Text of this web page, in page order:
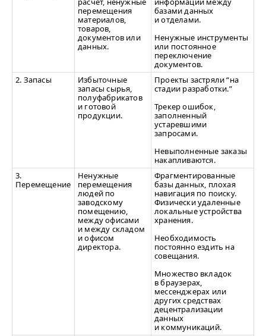
перемещения
материалов,
товаров,
документов или
данных.
базами данных
и отделами.
Ненужные инструменты
или постоянное
переключение
документов.
2. Запасы
Избыточные
запасы сырья,
полуфабрикатов
и готовой
продукции.
Проекты застряли“на
стадии разработки.”
Трекер ошибок,
заполненный
устаревшими
запросами.
Невыполненные заказы
накапливаются.
3.
Перемещение
Ненужные
перемещения
людей по
заводскому
помещению,
между офисами
и между складом
и офисом
директора.
Фрагментированные
базы данных, плохая
навигация по поиску.
Физически удаленные
локальные устройства
хранения.
Необходимость
постоянно ездить на
совещания.
Множество вкладок
в браузерах,
мессенджерах или
других средствах
децентрализации
данных
и коммуникаций.